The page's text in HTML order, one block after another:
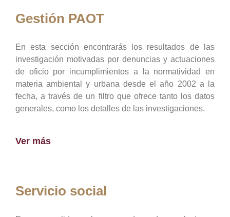
Gestión PAOT
En esta sección encontrarás los resultados de las
investigación motivadas por denuncias y actuaciones
de oficio por incumplimientos a la normatividad en
materia ambiental y urbana desde el año 2002 a la
fecha, a través de un filtro que ofrece tanto los datos
generales, como los detalles de las investigaciones.
Ver más
Servicio social